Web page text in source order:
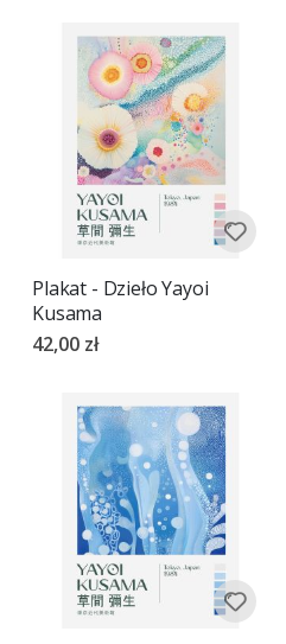
Plakat - Dzieło Yayoi
Kusama
42,00 zł